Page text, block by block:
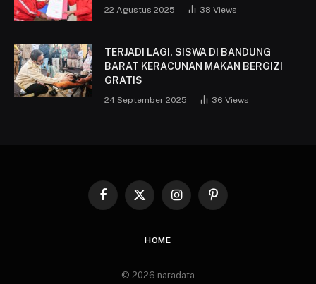
22 Agustus 2025 38 Views
TERJADI LAGI, SISWA DI BANDUNG
BARAT KERACUNAN MAKAN BERGIZI
GRATIS
24 September 2025 36 Views
Facebook
X
InstagramPinterest
HOME
© 2026 naradata